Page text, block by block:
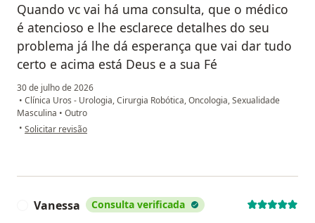
Quando vc vai há uma consulta, que o médico
é atencioso e lhe esclarece detalhes do seu
problema já lhe dá esperança que vai dar tudo
certo e acima está Deus e a sua Fé
30 de julho de 2026
• Clínica Uros - Urologia, Cirurgia Robótica, Oncologia, Sexualidade
Masculina • Outro
• na opinião do utilizador Mirna Freitas
Solicitar revisão
Vanessa Consulta verificada